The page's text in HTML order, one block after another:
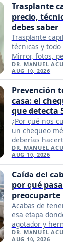
Trasplante
precio,
debes saber
Trasplante
técnicas y todo
Mirror, fotos,
DR. MANUEL
AUG 10, 2026
Prevención
casa: el
que detecta
¿Por qué nos
un chequeo
deberías
DR. MANUEL
AUG 10, 2026
Caída del
por qué
preocuparte
Acabas de
esa etapa
agotador y
DR. MANUEL
AUG 10, 2026